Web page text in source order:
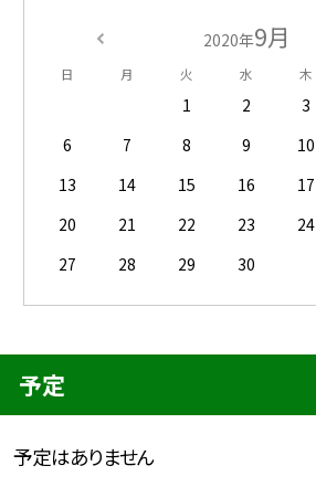
2020年9月
日 月 火 水 木
1 2 3
6
7 8 9 10
13
14 15 16 17
20
21 22 23 24
27
28 29 30
予定
予定はありません